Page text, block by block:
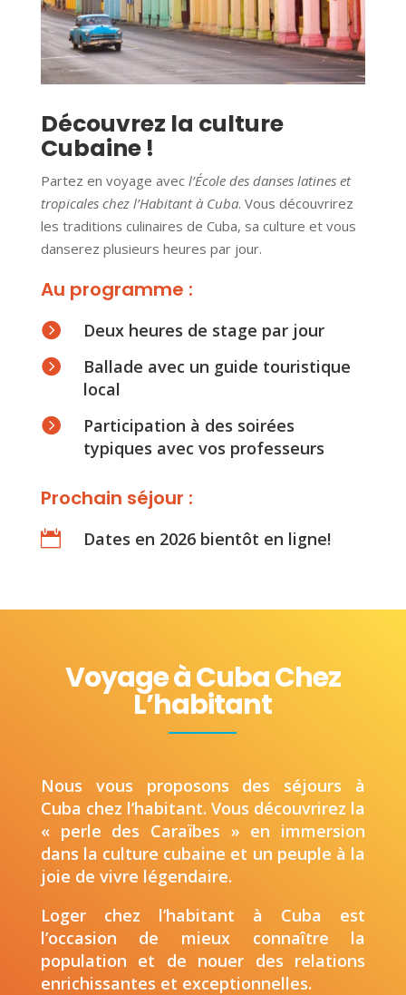
Découvrez la culture
Cubaine !
Partez en voyage avec l’École des danses latines et
tropicales chez l’Habitant à Cuba. Vous découvrirez
les traditions culinaires de Cuba, sa culture et vous
danserez plusieurs heures par jour.
Au programme :
 Deux heures de stage par jour

Ballade avec un guide touristique
local

Participation à des soirées
typiques avec vos professeurs
Prochain séjour :
 Dates en 2026 bientôt en ligne!
Voyage à Cuba Chez
L’habitant
Nous vous proposons des séjours à
Cuba chez l’habitant. Vous découvrirez la
« perle des Caraïbes » en immersion
dans la culture cubaine et un peuple à la
joie de vivre légendaire.
Loger chez l’habitant à Cuba est
l’occasion de mieux connaître la
population et de nouer des relations
enrichissantes et exceptionnelles.